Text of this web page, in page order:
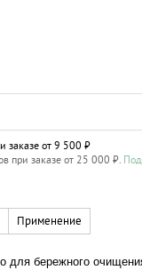
заказе от 9 500 ₽
при заказе от 25 000 ₽.
для бережного